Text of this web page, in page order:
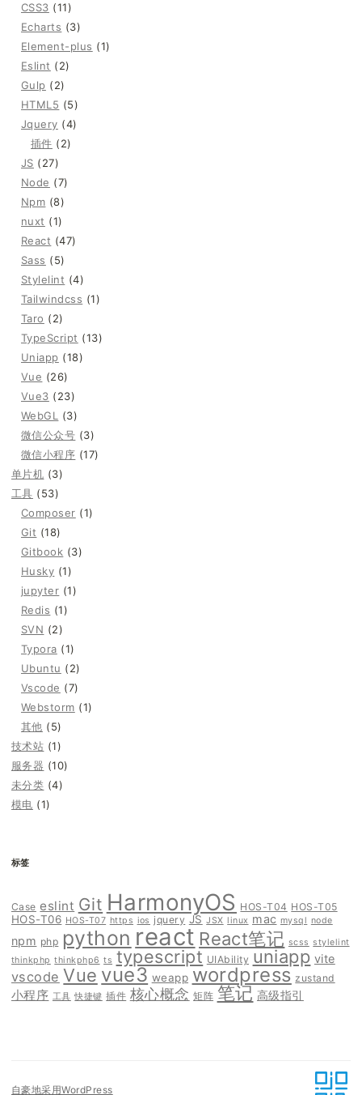
CSS3 (11)
Echarts (3)
Element-plus (1)
Eslint (2)
Gulp (2)
HTML5 (5)
Jquery (4)
插件 (2)
JS (27)
Node (7)
Npm (8)
nuxt (1)
React (47)
Sass (5)
Stylelint (4)
Tailwindcss (1)
Taro (2)
TypeScript (13)
Uniapp (18)
Vue (26)
Vue3 (23)
WebGL
(3)
微信公众号 (3)
微信小程序 (17)
单片机 (3)
工具 (53)
Composer (1)
Git (18)
Gitbook (3)
Husky (1)
jupyter (1)
Redis (1)
SVN (2)
Typora (1)
Ubuntu (2)
Vscode (7)
Webstorm (1)
其他 (5)
技术站 (1)
服务器 (10)
未分类 (4)
模电 (1)
标签
Case eslint Git HarmonyOS HOS-T04 HOS-T05
HOS-T06 HOS-T07 https ios jquery JS JSX linux mac mysql node
npm php python react React笔记 scss stylelint
thinkphp thinkphp6 ts typescript UIAbility uniapp vite
vscode Vue vue3 weapp wordpress zustand
小程序 工具 快捷键 插件 核心概念 矩阵 笔记 高级指引
自豪地采用WordPress